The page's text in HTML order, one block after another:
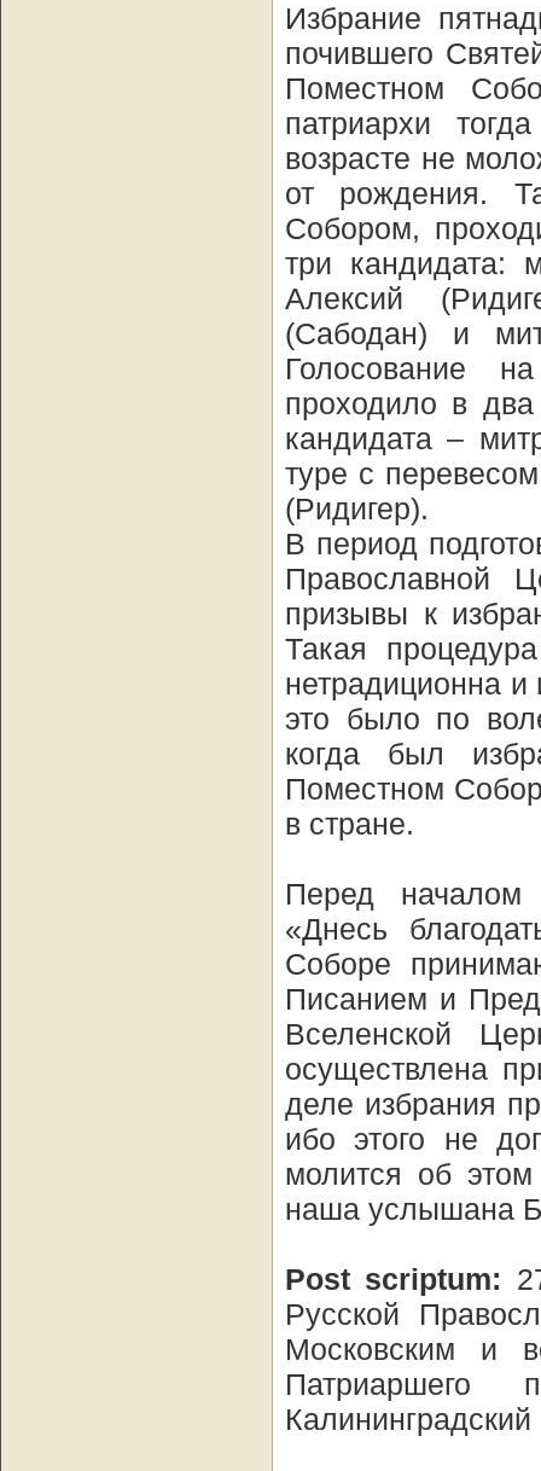
Избрание
почившего
Поместном
патриархи
возрасте не
от рождения.
Собором,
три кандидата:
Алексий
(Сабодан) и
Голосование
проходило в
кандидата –
туре с
(Ридигер).
В период
Православной
призывы к
Такая
нетрадиционна
это было по
когда был
Поместном
в стране.
Перед
«Днесь
Соборе
Писанием и
Вселенской
осуществлена
деле избрания
ибо этого не
молится об
наша услышана
Post scriptum:
Русской
Московским и
Патриаршего